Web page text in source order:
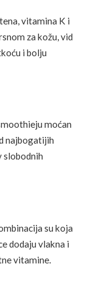
vitamina K i
za kožu, vid
i bolju
moćan
najbogatijih
slobodnih
su koja
dodaju vlakna i
vitamine.